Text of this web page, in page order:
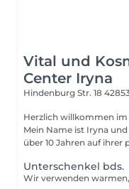
Vital und
Center Iryna
Hindenburg Str. 18
Herzlich willkommen im
Mein Name ist Iryna
über 10 Jahren auf ihrer
Unterschenkel bds.